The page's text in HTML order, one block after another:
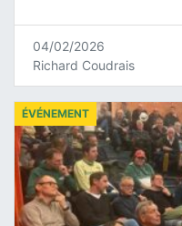
04/02/2026
Richard Coudrais
ÉVÉNEMENT